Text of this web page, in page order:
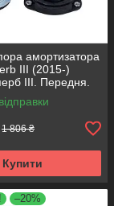
амортизатора
III (2015-)
III. Передня.
,
1 806 ₴
Купити
–20%